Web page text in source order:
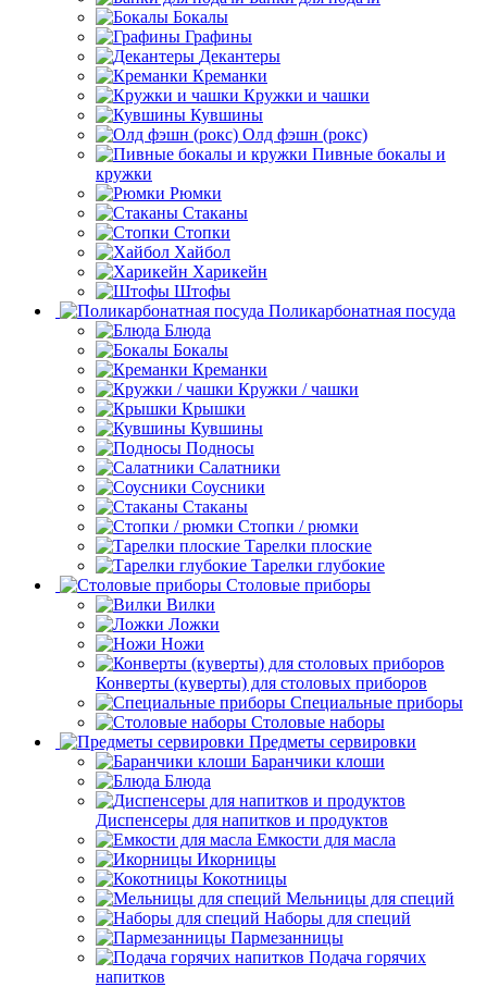
Бокалы
Графины
Декантеры
Креманки
Кружки и чашки
Кувшины
Олд фэшн (рокс)
Пивные бокалы и
кружки
Рюмки
Стаканы
Стопки
Хайбол
Харикейн
Штофы
Поликарбонатная посуда
Блюда
Бокалы
Креманки
Кружки / чашки
Крышки
Кувшины
Подносы
Салатники
Соусники
Стаканы
Стопки / рюмки
Тарелки плоские
Тарелки глубокие
Столовые приборы
Вилки
Ложки
Ножи
Конверты (куверты) для столовых приборов
Специальные приборы
Столовые наборы
Предметы сервировки
Баранчики клоши
Блюда
Диспенсеры для напитков и продуктов
Емкости для масла
Икорницы
Кокотницы
Мельницы для специй
Наборы для специй
Пармезанницы
Подача горячих
напитков